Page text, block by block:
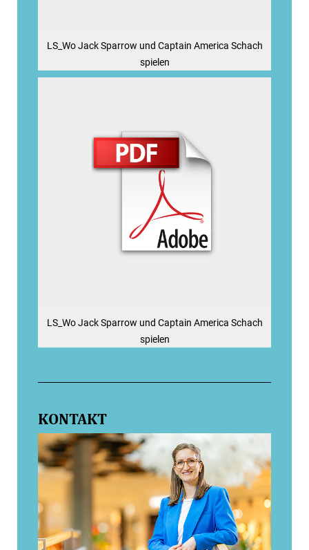
LS_Wo Jack Sparrow und Captain America Schach
spielen
LS_Wo Jack Sparrow und Captain America Schach
spielen
KONTAKT